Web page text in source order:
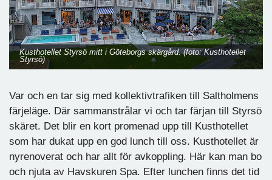
Kusthotellet Styrsö mitt i Göteborgs skärgård. (foto: Kusthotellet
Styrsö)
Var och en tar sig med kollektivtrafiken till Saltholmens
färjeläge. Där sammanstrålar vi och tar färjan till Styrsö
skäret. Det blir en kort promenad upp till Kusthotellet
som har dukat upp en god lunch till oss. Kusthotellet är
nyrenoverat och har allt för avkoppling. Här kan man bo
och njuta av Havskuren Spa. Efter lunchen finns det tid